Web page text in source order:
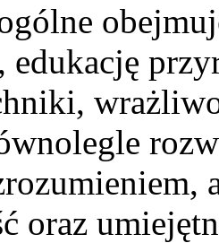
edukację
oraz